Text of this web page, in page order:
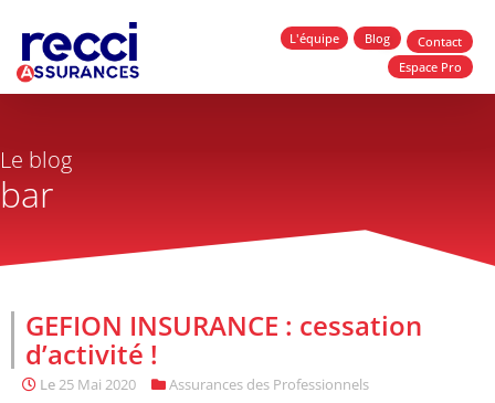
L'équipe Blog
Contact
Espace Pro
Le blog
bar
GEFION INSURANCE : cessation
d’activité !
Le25 Mai 2020 Assurances des Professionnels